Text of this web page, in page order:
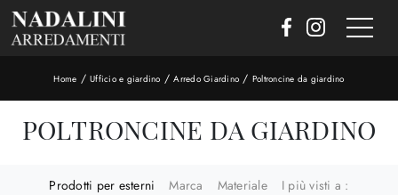
Home /Ufficio e giardino /Arredo Giardino / Poltroncine da giardino
POLTRONCINE DA GIARDINO
Prodotti per esterni Marca Materiale I più visti a :